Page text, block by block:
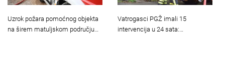
Uzrok požara pomoćnog objekta
na širem matuljskom području…
Vatrogasci PGŽ imali 15
intervencija u 24 sata:…